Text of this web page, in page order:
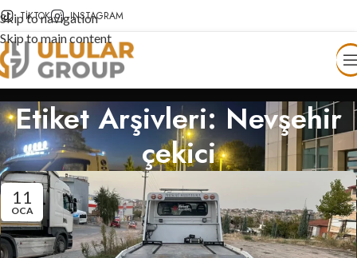
Skip to navigation
Skip to main content
TIKTOK INSTAGRAM
Etiket Arşivleri: Nevşehir
çekici
11
OCA